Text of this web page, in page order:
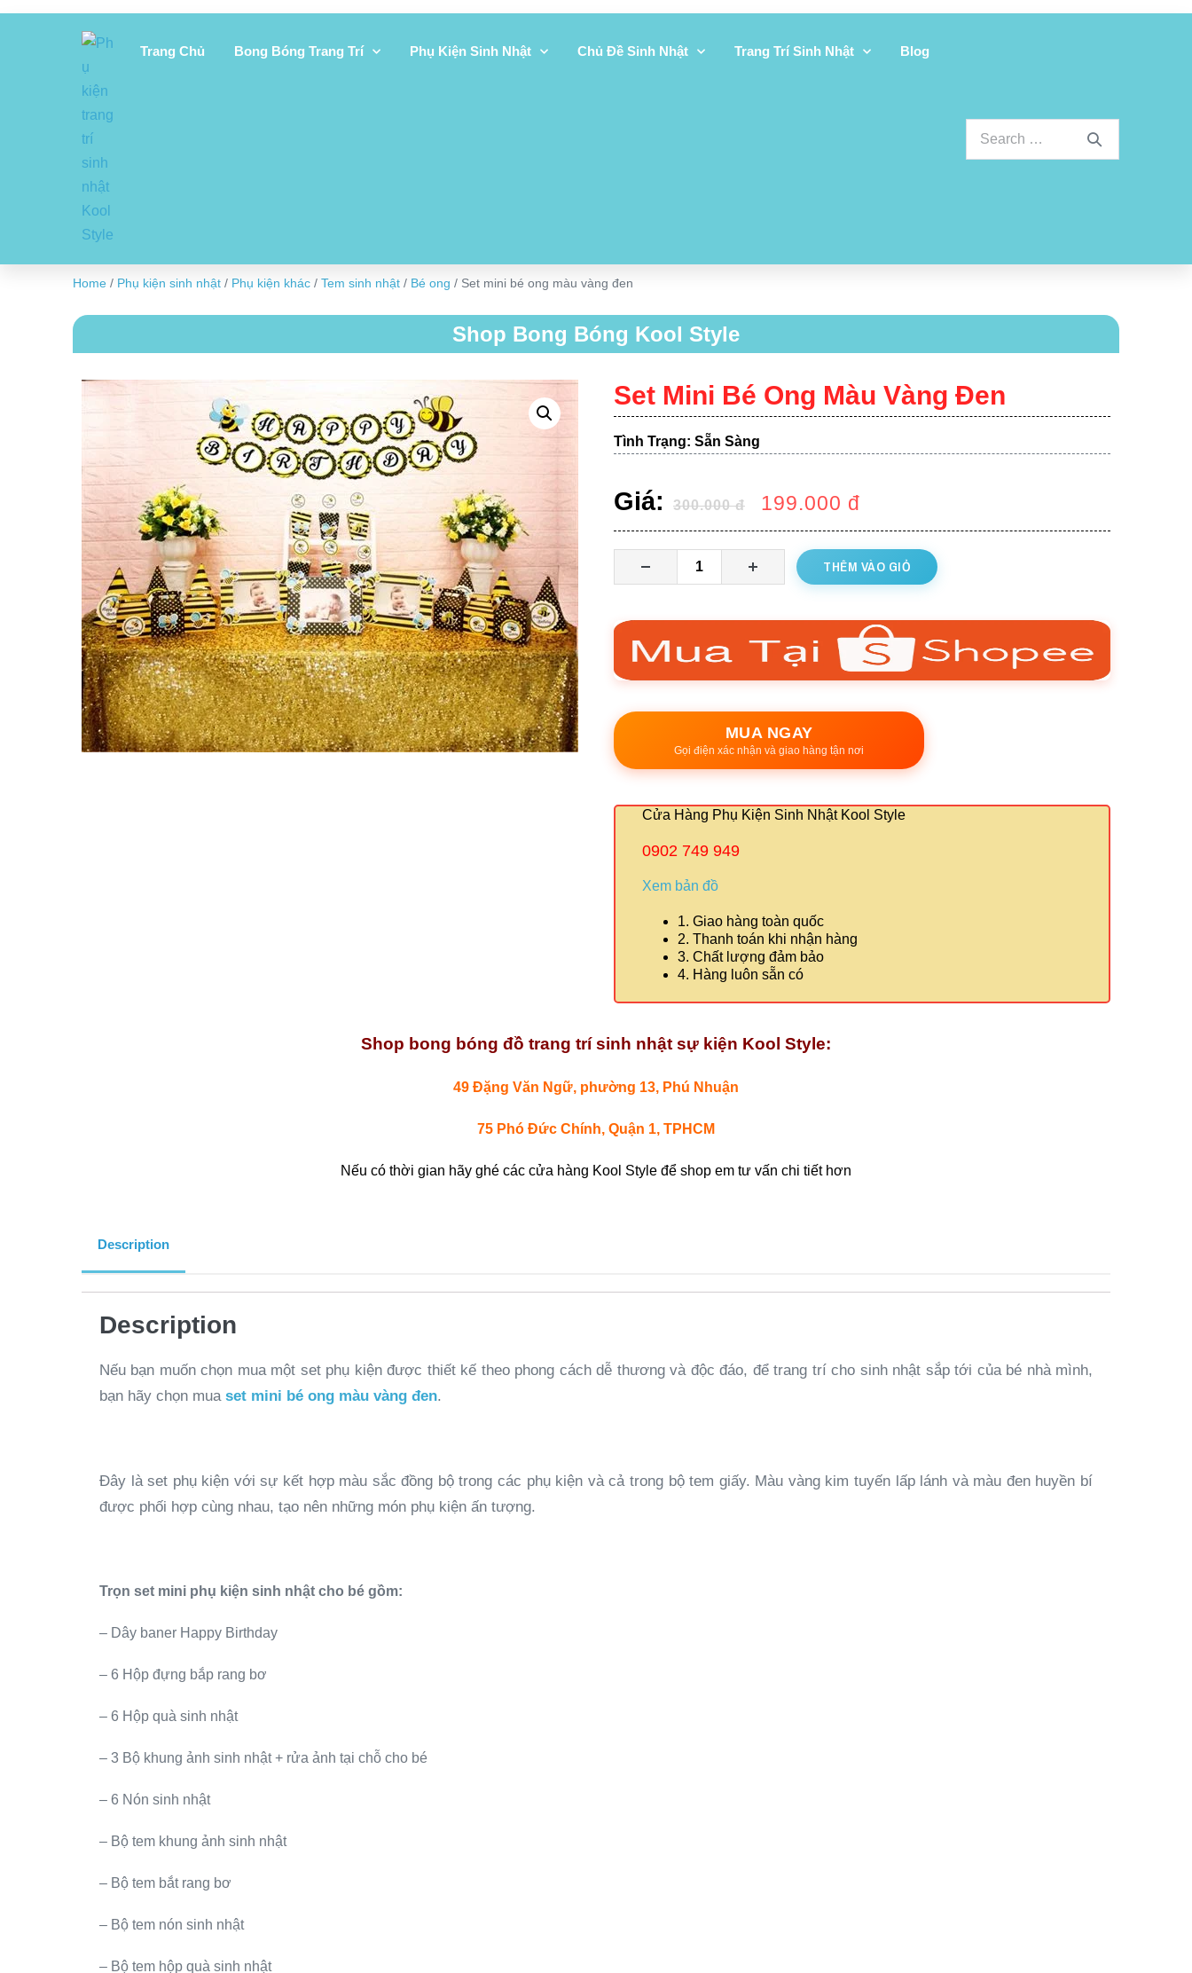
Trang Chủ Bong Bóng Trang Trí Phụ Kiện Sinh Nhật Chủ Đề Sinh Nhật Trang Trí Sinh Nhật Blog
Home / Phụ kiện sinh nhật / Phụ kiện khác / Tem sinh nhật / Bé ong / Set mini bé ong màu vàng đen
Shop Bong Bóng Kool Style
Set Mini Bé Ong Màu Vàng Đen
Tình Trạng: Sẵn Sàng
Giá: 300.000đ 199.000 đ
THÊM VÀO GIỎ
MUA NGAY
Gọi điện xác nhận và giao hàng tận nơi
Cửa Hàng Phụ Kiện Sinh Nhật Kool Style
0902 749 949
Xem bản đồ
1. Giao hàng toàn quốc
2. Thanh toán khi nhận hàng
3. Chất lượng đảm bảo
4. Hàng luôn sẵn có
Shop bong bóng đồ trang trí sinh nhật sự kiện Kool Style:
49 Đặng Văn Ngữ, phường 13, Phú Nhuận
75 Phó Đức Chính, Quận 1, TPHCM
Nếu có thời gian hãy ghé các cửa hàng Kool Style để shop em tư vấn chi tiết hơn
Description
Description
Nếu bạn muốn chọn mua một set phụ kiện được thiết kế theo phong cách dễ thương và độc đáo, để trang trí cho sinh nhật sắp tới của bé nhà mình,
bạn hãy chọn mua set mini bé ong màu vàng đen.
Đây là set phụ kiện với sự kết hợp màu sắc đồng bộ trong các phụ kiện và cả trong bộ tem giấy. Màu vàng kim tuyến lấp lánh và màu đen huyền bí
được phối hợp cùng nhau, tạo nên những món phụ kiện ấn tượng.
Trọn set mini phụ kiện sinh nhật cho bé gồm:
– Dây baner Happy Birthday
– 6 Hộp đựng bắp rang bơ
– 6 Hộp quà sinh nhật
– 3 Bộ khung ảnh sinh nhật + rửa ảnh tại chỗ cho bé
– 6 Nón sinh nhật
– Bộ tem khung ảnh sinh nhật
– Bộ tem bắt rang bơ
– Bộ tem nón sinh nhật
– Bộ tem hộp quà sinh nhật